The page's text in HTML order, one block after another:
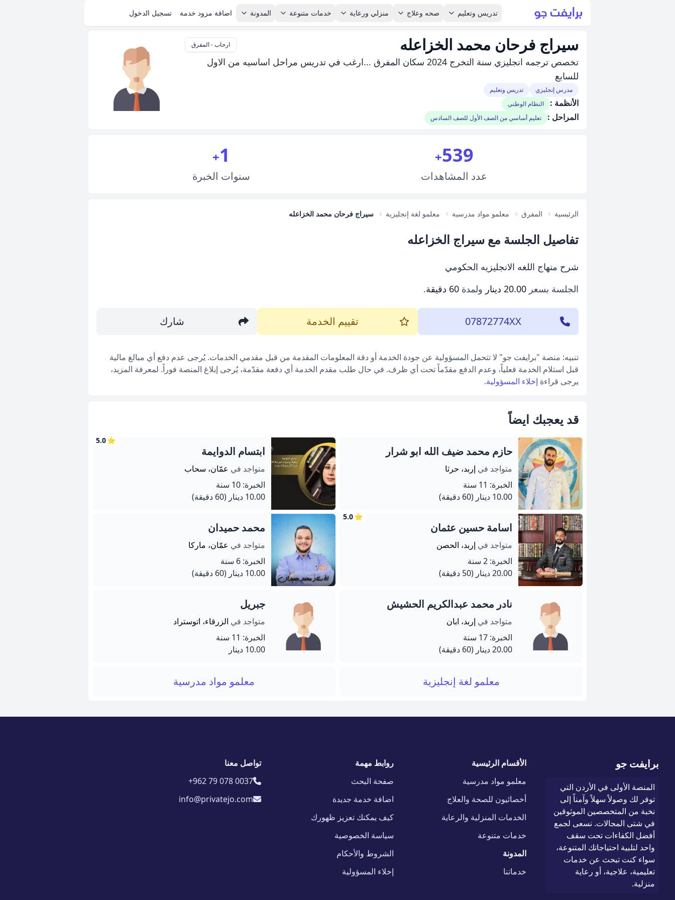
تدريس وتعليم صحه وعلاج منزلي ورعاية خدمات متنوعة المدونة اضافة مزود خدمة تسجيل الدخول
سيراج فرحان محمد الخزاعله ارحاب - المفرق
تخصص ترجمه انجليزي سنة التخرج 2024 سكان المفرق ...ارغب في تدريس مراحل اساسيه من الاول
للسابع
مدرس إنجليزي تدريس وتعليم
الأنظمة : النظام الوطني
المراحل : تعليم أساسي من الصف الأول للصف السادس
539
+
عدد المشاهدات
1
+
سنوات الخبرة
الرئيسية المفرق معلمو مواد مدرسية معلمو لغة إنجليزية سيراج فرحان محمد الخزاعله
تفاصيل الجلسة مع سيراج الخزاعله
شرح منهاج اللغه الانجليزيه الحكومي
الجلسة بسعر 20.00 دينار ولمدة 60 دقيقة .
07872774XX تقييم الخدمة شارك
تنبيه: منصة "برايفت جو" لا تتحمل المسؤولية عن جودة الخدمة أو دقة المعلومات المقدمة من قبل مقدمي الخدمات. يُرجى عدم دفع أي مبالغ مالية
قبل استلام الخدمة فعلياً، وعدم الدفع مقدّماً تحت أي ظرف. في حال طلب مقدم الخدمة أي دفعة مقدّمة، يُرجى إبلاغ المنصة فوراً. لمعرفة المزيد،
يرجى قراءة إخلاء المسؤولية.
قد يعجبك ايضاً
حازم محمد ضيف الله ابو شرار
متواجد في إربد، حرثا
الخبرة: 11 سنة
10.00 دينار
(60 دقيقة)
⭐
5.0
ابتسام الدوايمة
متواجد في عمّان، سحاب
الخبرة: 10 سنة
10.00 دينار
(60 دقيقة)
⭐
5.0
اسامة حسين عثمان
متواجد في إربد، الحصن
الخبرة: 2 سنة
20.00 دينار
(50 دقيقة)
محمد حميدان
متواجد في عمّان، ماركا
الخبرة: 6 سنة
10.00 دينار
(60 دقيقة)
نادر محمد عبدالكريم الحشيش
متواجد في إربد، ابان
الخبرة: 17 سنة
20.00 دينار
(60 دقيقة)
جبريل
متواجد في الزرقاء، اتوستراد
الخبرة: 11 سنة
10.00 دينار
معلمو لغة إنجليزية معلمو مواد مدرسية
برايفت جو
المنصة الأولى في الأردن التي
توفر لك وصولاً سهلاً وآمناً إلى
نخبة من المتخصصين الموثوقين
في شتى المجالات. نسعى لجمع
أفضل الكفاءات تحت سقف
واحد لتلبية احتياجاتك المتنوعة،
سواء كنت تبحث عن خدمات
تعليمية، علاجية، أو رعاية
منزلية.
الأقسام الرئيسية
معلمو مواد مدرسية
أخصائيون للصحة والعلاج
الخدمات المنزلية والرعاية
خدمات متنوعة
المدونة
خدماتنا
روابط مهمة
صفحة البحث
اضافة خدمة جديدة
كيف يمكنك تعزيز ظهورك
سياسة الخصوصية
الشروط والأحكام
إخلاء المسؤولية
تواصل معنا
+962 79 078 0037
info@privatejo.com